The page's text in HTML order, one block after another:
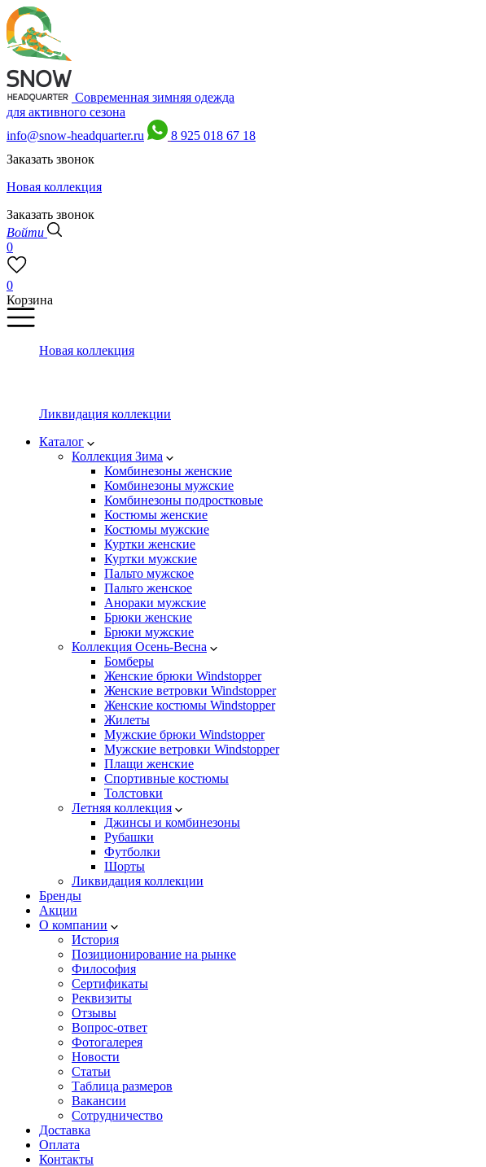
Современная зимняя одежда
для активного сезона
info@snow-headquarter.ru
8 925 018 67 18
Заказать звонок
Новая коллекция
Заказать звонок
Войти
0
0
Корзина
Новая коллекция
Ликвидация коллекции
Каталог
Коллекция Зима
Комбинезоны женские
Комбинезоны мужские
Комбинезоны подростковые
Костюмы женские
Костюмы мужские
Куртки женские
Куртки мужские
Пальто мужское
Пальто женское
Анораки мужские
Брюки женские
Брюки мужские
Коллекция Осень-Весна
Бомберы
Женские брюки Windstopper
Женские ветровки Windstopper
Женские костюмы Windstopper
Жилеты
Мужские брюки Windstopper
Мужские ветровки Windstopper
Плащи женские
Спортивные костюмы
Толстовки
Летняя коллекция
Джинсы и комбинезоны
Рубашки
Футболки
Шорты
Ликвидация коллекции
Бренды
Акции
О компании
История
Позиционирование на рынке
Философия
Сертификаты
Реквизиты
Отзывы
Вопрос-ответ
Фотогалерея
Новости
Статьи
Таблица размеров
Вакансии
Сотрудничество
Доставка
Оплата
Контакты